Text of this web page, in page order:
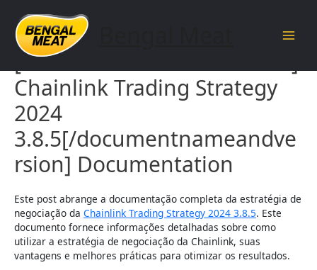
content
[documentnameandversion]
Chainlink Trading Strategy
2024
3.8.5[/documentnameandve
rsion] Documentation
Este post abrange a documentação completa da estratégia de
negociação da Chainlink Trading Strategy 2024 3.8.5. Este
documento fornece informações detalhadas sobre como
utilizar a estratégia de negociação da Chainlink, suas
vantagens e melhores práticas para otimizar os resultados.